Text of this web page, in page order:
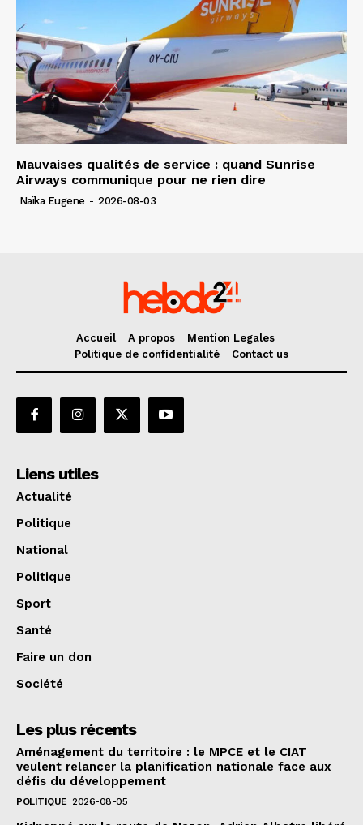
Mauvaises qualités de service : quand Sunrise
Airways communique pour ne rien dire
Naïka Eugene - 2026-08-03
Accueil A propos
Mention Legales
Politique de confidentialité
Contact us
Liens utiles
Actualité
Politique
National
Politique
Sport
Santé
Faire un don
Société
Les plus récents
Aménagement du territoire : le MPCE et le CIAT
veulent relancer la planification nationale face aux
défis du développement
POLITIQUE 2026-08-05